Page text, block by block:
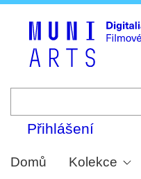
Přihlášení
Domů Kolekce